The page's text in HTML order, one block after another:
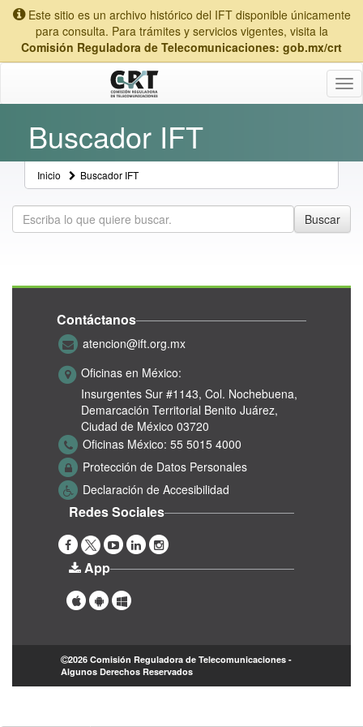
Este sitio es un archivo histórico del IFT disponible únicamente
para consulta. Para trámites y servicios vigentes, visita la
Comisión Reguladora de Telecomunicaciones: gob.mx/crt
Buscador IFT
Inicio Buscador IFT
Buscar Buscar
Contáctanos
atencion@ift.org.mx
Oficinas en México:
Insurgentes Sur #1143, Col. Nochebuena,
Demarcación Territorial Benito Juárez,
Ciudad de México 03720
Oficinas México: 55 5015 4000
Protección de Datos Personales
Declaración de Accesibilidad
Redes Sociales
App
2026 Comisión Reguladora de Telecomunicaciones -
Algunos Derechos Reservados